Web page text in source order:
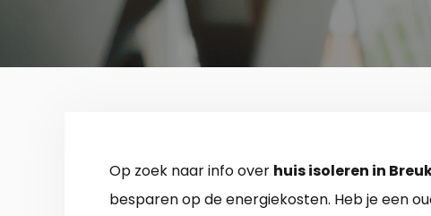
Op zoek naar info over huis isoleren in
besparen op de energiekosten. Heb je een